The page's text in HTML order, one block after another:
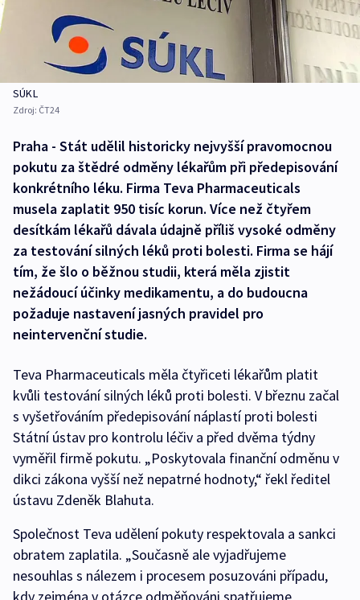
SÚKL
Zdroj: ČT24
Praha - Stát udělil historicky nejvyšší pravomocnou
pokutu za štědré odměny lékařům při předepisování
konkrétního léku. Firma Teva Pharmaceuticals
musela zaplatit 950 tisíc korun. Více než čtyřem
desítkám lékařů dávala údajně příliš vysoké odměny
za testování silných léků proti bolesti. Firma se hájí
tím, že šlo o běžnou studii, která měla zjistit
nežádoucí účinky medikamentu, a do budoucna
požaduje nastavení jasných pravidel pro
neintervenční studie.
Teva Pharmaceuticals měla čtyřiceti lékařům platit
kvůli testování silných léků proti bolesti. V březnu začal
s vyšetřováním předepisování náplastí proti bolesti
Státní ústav pro kontrolu léčiv a před dvěma týdny
vyměřil firmě pokutu. „Poskytovala finanční odměnu v
dikci zákona vyšší než nepatrné hodnoty,“ řekl ředitel
ústavu Zdeněk Blahuta.
Společnost Teva udělení pokuty respektovala a sankci
obratem zaplatila. „Současně ale vyjadřujeme
nesouhlas s nálezem i procesem posuzováni případu,